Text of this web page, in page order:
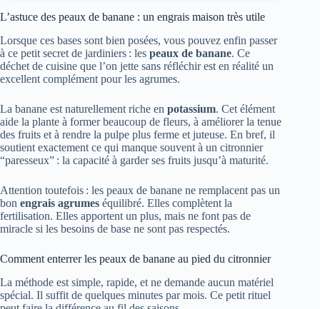
L’astuce des peaux de banane : un engrais maison très utile
Lorsque ces bases sont bien posées, vous pouvez enfin passer
à ce petit secret de jardiniers : les peaux de banane. Ce
déchet de cuisine que l’on jette sans réfléchir est en réalité un
excellent complément pour les agrumes.
La banane est naturellement riche en potassium. Cet élément
aide la plante à former beaucoup de fleurs, à améliorer la tenue
des fruits et à rendre la pulpe plus ferme et juteuse. En bref, il
soutient exactement ce qui manque souvent à un citronnier
“paresseux” : la capacité à garder ses fruits jusqu’à maturité.
Attention toutefois : les peaux de banane ne remplacent pas un
bon engrais agrumes équilibré. Elles complètent la
fertilisation. Elles apportent un plus, mais ne font pas de
miracle si les besoins de base ne sont pas respectés.
Comment enterrer les peaux de banane au pied du citronnier
La méthode est simple, rapide, et ne demande aucun matériel
spécial. Il suffit de quelques minutes par mois. Ce petit rituel